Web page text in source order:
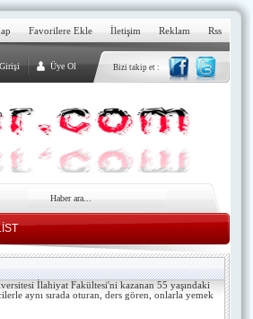
Rss
Reklam
İletişim
Favorilere Ekle
Üye Ol Bizi takip et :
İlahiyat Fakültesi'ni kazanan 55 yaşındaki
aynı sırada oturan, ders gören, onlarla yemek